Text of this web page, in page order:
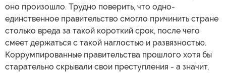
оно произошло. Трудно поверить, что одно-
единственное правительство смогло причинить стране
столько вреда за такой короткий срок, после чего
смеет держаться с такой наглостью и развязностью.
Коррумпированные правительства прошлого хотя бы
старательно скрывали свои преступления - а значит,